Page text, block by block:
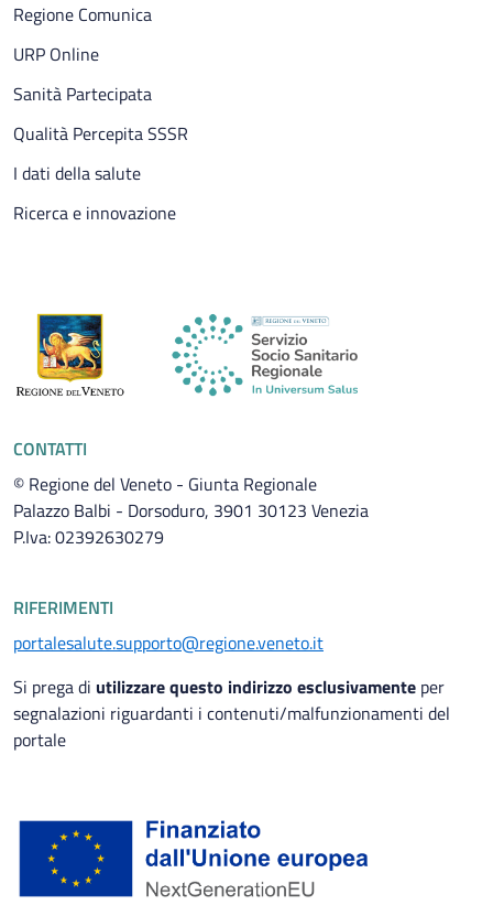
Regione Comunica
URP Online
Sanità Partecipata
Qualità Percepita SSSR
I dati della salute
Ricerca e innovazione
CONTATTI
© Regione del Veneto - Giunta Regionale
Palazzo Balbi - Dorsoduro, 3901 30123 Venezia
P.Iva: 02392630279
RIFERIMENTI
portalesalute.supporto@regione.veneto.it
Si prega di utilizzare questo indirizzo esclusivamente per
segnalazioni riguardanti i contenuti/malfunzionamenti del
portale